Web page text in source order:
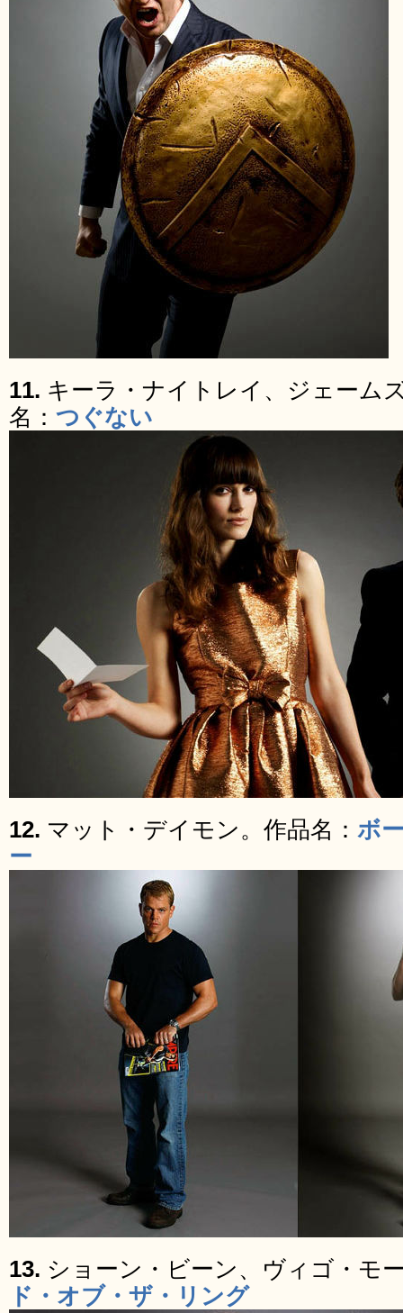
11. キーラ・ナイトレイ、ジェーム
名： つぐない
12. マット・デイモン。作品名： ボ
ー
13. ショーン・ビーン、ヴィゴ・モ
ド・オブ・ザ・リング